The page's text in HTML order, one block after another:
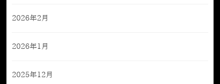
2026年2月
2026年1月
2025年12月